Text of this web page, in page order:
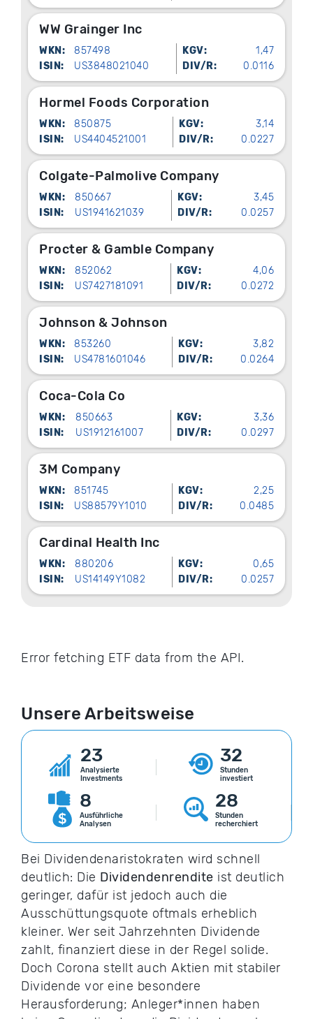
WW Grainger Inc
WKN: 857498 KGV:
1,47
ISIN:
US3848021040 DIV/R: 0.0116
Hormel Foods Corporation
WKN: 850875 KGV:
3,14
ISIN:
US4404521001 DIV/R: 0.0227
Colgate-Palmolive Company
WKN: 850667 KGV:
3,45
ISIN:
US1941621039 DIV/R: 0.0257
Procter & Gamble Company
WKN: 852062 KGV:
4,06
ISIN:
US7427181091 DIV/R: 0.0272
Johnson & Johnson
WKN: 853260 KGV:
3,82
ISIN:
US4781601046 DIV/R: 0.0264
Coca-Cola Co
WKN: 850663 KGV:
3,36
ISIN:
US1912161007 DIV/R: 0.0297
3M Company
WKN: 851745 KGV:
2,25
ISIN:
US88579Y1010 DIV/R: 0.0485
Cardinal Health Inc
WKN: 880206 KGV:
0,65
ISIN:
US14149Y1082 DIV/R: 0.0257
Error fetching ETF data from the API.
Unsere Arbeitsweise
23
Analysierte
Investments
32
Stunden
investiert
28
Stunden
recherchiert
8
Ausführliche
Analysen
Bei Dividendenaristokraten wird schnell
deutlich: Die Dividendenrendite ist deutlich
geringer, dafür ist jedoch auch die
Ausschüttungsquote oftmals erheblich
kleiner. Wer seit Jahrzehnten Dividende
zahlt, finanziert diese in der Regel solide.
Doch Corona stellt auch Aktien mit stabiler
Dividende vor eine besondere
Herausforderung; Anleger*innen haben